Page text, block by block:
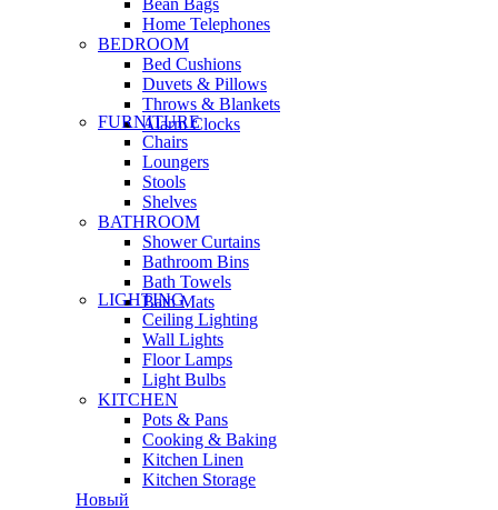
Home Telephones
BEDROOM
Bed Cushions
Duvets & Pillows
Throws & Blankets
Alarm Clocks
FURNITURE
Chairs
Loungers
Stools
Shelves
BATHROOM
Shower Curtains
Bathroom Bins
Bath Towels
Bath Mats
LIGHTING
Ceiling Lighting
Wall Lights
Floor Lamps
Light Bulbs
KITCHEN
Pots & Pans
Cooking & Baking
Kitchen Linen
Kitchen Storage
Новый